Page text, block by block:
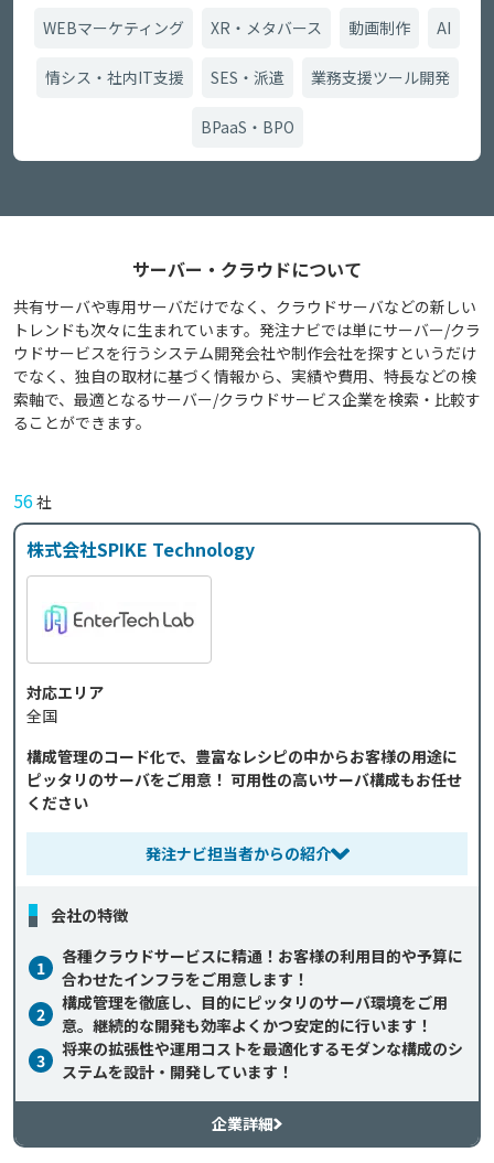
WEBマーケティング XR・メタバース 動画制作 AI
情シス・社内IT支援 SES・派遣 業務支援ツール開発
BPaaS・BPO
サーバー・クラウドについて
共有サーバや専用サーバだけでなく、クラウドサーバなどの新しい
トレンドも次々に生まれています。発注ナビでは単にサーバー/クラ
ウドサービスを行うシステム開発会社や制作会社を探すというだけ
でなく、独自の取材に基づく情報から、実績や費用、特長などの検
索軸で、最適となるサーバー/クラウドサービス企業を検索・比較す
ることができます。
56社
株式会社SPIKE Technology
対応エリア
全国
構成管理のコード化で、豊富なレシピの中からお客様の用途に
ピッタリのサーバをご用意！ 可用性の高いサーバ構成もお任せ
ください
発注ナビ担当者からの紹介
会社の特徴
1
各種クラウドサービスに精通！お客様の利用目的や予算に
合わせたインフラをご用意します！
2
構成管理を徹底し、目的にピッタリのサーバ環境をご用
意。継続的な開発も効率よくかつ安定的に行います！
3
将来の拡張性や運用コストを最適化するモダンな構成のシ
ステムを設計・開発しています！
企業詳細